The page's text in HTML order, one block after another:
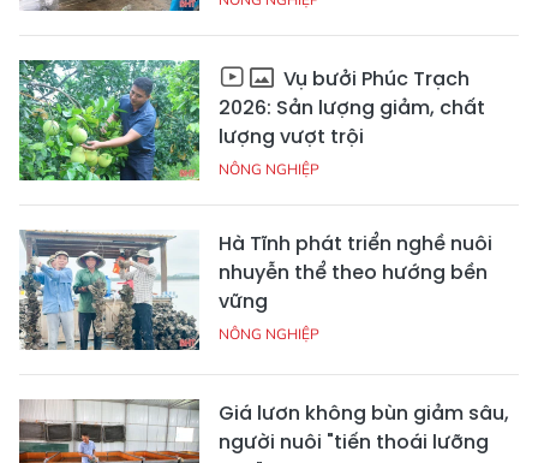
Vụ bưởi Phúc Trạch
2026: Sản lượng giảm, chất
lượng vượt trội
NÔNG NGHIỆP
Hà Tĩnh phát triển nghề nuôi
nhuyễn thể theo hướng bền
vững
NÔNG NGHIỆP
Giá lươn không bùn giảm sâu,
người nuôi "tiến thoái lưỡng